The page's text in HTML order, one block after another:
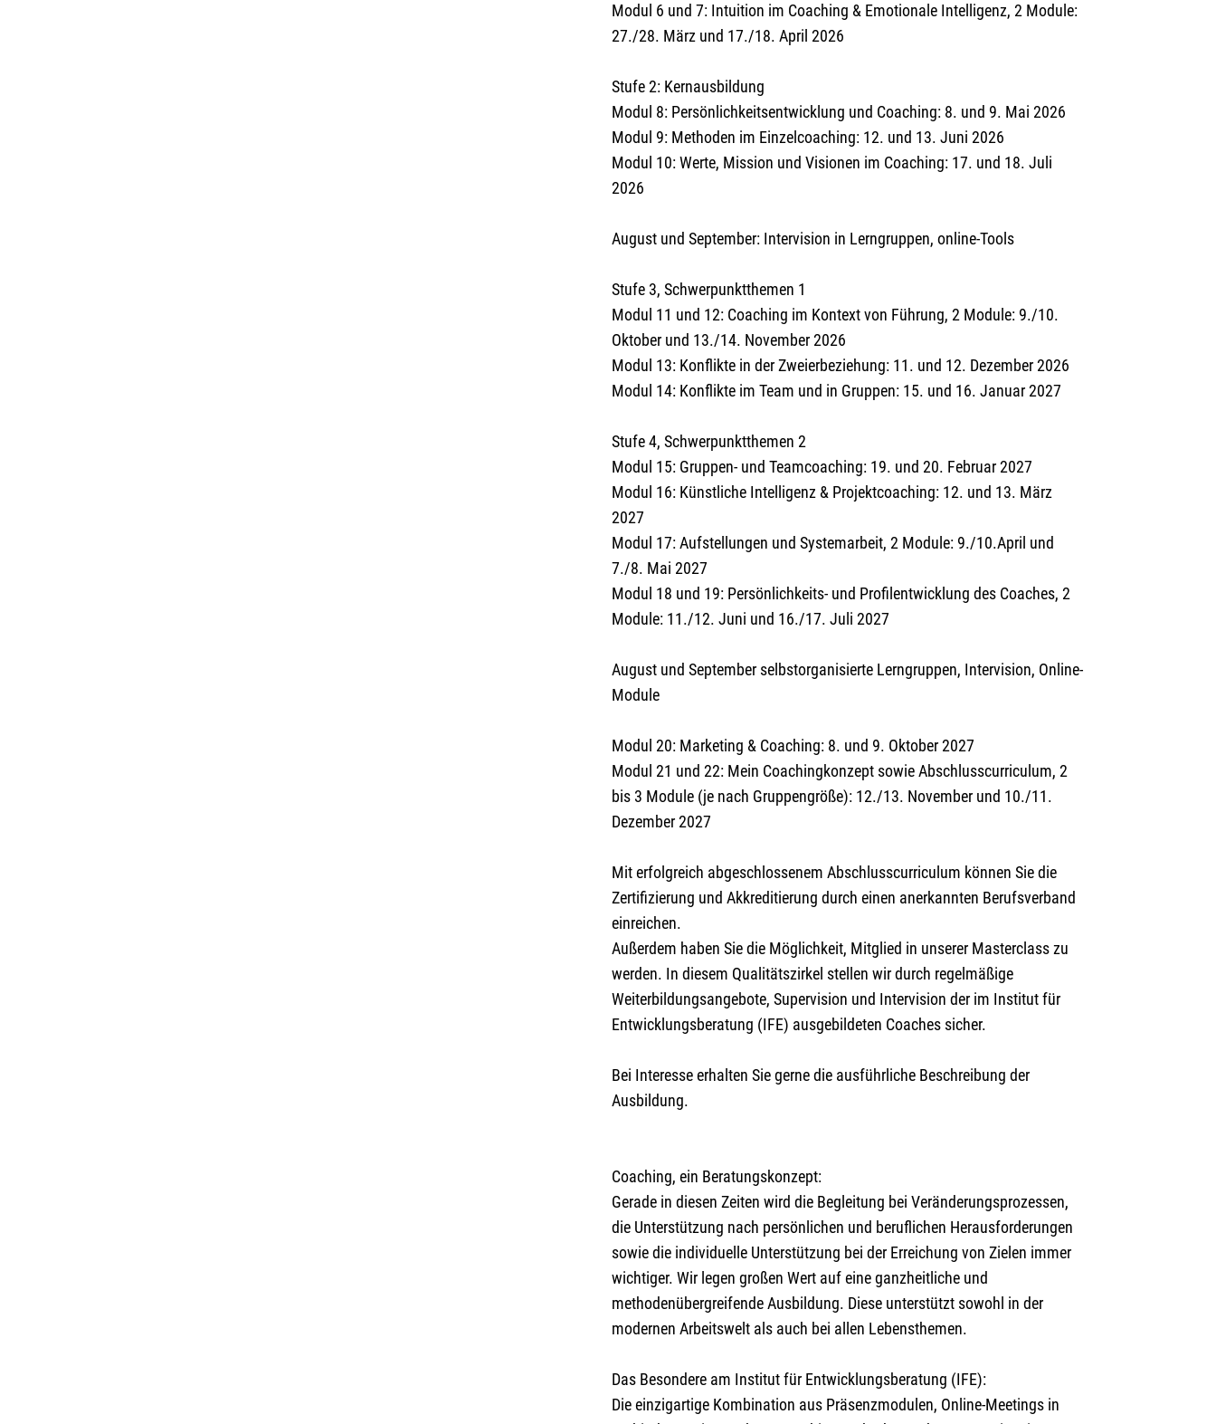
Modul 6 und 7: Intuition im Coaching & Emotionale Intelligenz, 2 Module:
27./28. März und 17./18. April 2026
Stufe 2: Kernausbildung
Modul 8: Persönlichkeitsentwicklung und Coaching: 8. und 9. Mai 2026
Modul 9: Methoden im Einzelcoaching: 12. und 13. Juni 2026
Modul 10: Werte, Mission und Visionen im Coaching: 17. und 18. Juli
2026
August und September: Intervision in Lerngruppen, online-Tools
Stufe 3, Schwerpunktthemen 1
Modul 11 und 12: Coaching im Kontext von Führung, 2 Module: 9./10.
Oktober und 13./14. November 2026
Modul 13: Konflikte in der Zweierbeziehung: 11. und 12. Dezember 2026
Modul 14: Konflikte im Team und in Gruppen: 15. und 16. Januar 2027
Stufe 4, Schwerpunktthemen 2
Modul 15: Gruppen- und Teamcoaching: 19. und 20. Februar 2027
Modul 16: Künstliche Intelligenz & Projektcoaching: 12. und 13. März
2027
Modul 17: Aufstellungen und Systemarbeit, 2 Module: 9./10.April und
7./8. Mai 2027
Modul 18 und 19: Persönlichkeits- und Profilentwicklung des Coaches, 2
Module: 11./12. Juni und 16./17. Juli 2027
August und September selbstorganisierte Lerngruppen, Intervision, Online-
Module
Modul 20: Marketing & Coaching: 8. und 9. Oktober 2027
Modul 21 und 22: Mein Coachingkonzept sowie Abschlusscurriculum, 2
bis 3 Module (je nach Gruppengröße): 12./13. November und 10./11.
Dezember 2027
Mit erfolgreich abgeschlossenem Abschlusscurriculum können Sie die
Zertifizierung und Akkreditierung durch einen anerkannten Berufsverband
einreichen.
Außerdem haben Sie die Möglichkeit, Mitglied in unserer Masterclass zu
werden. In diesem Qualitätszirkel stellen wir durch regelmäßige
Weiterbildungsangebote, Supervision und Intervision der im Institut für
Entwicklungsberatung (IFE) ausgebildeten Coaches sicher.
Bei Interesse erhalten Sie gerne die ausführliche Beschreibung der
Ausbildung.
Coaching, ein Beratungskonzept:
Gerade in diesen Zeiten wird die Begleitung bei Veränderungsprozessen,
die Unterstützung nach persönlichen und beruflichen Herausforderungen
sowie die individuelle Unterstützung bei der Erreichung von Zielen immer
wichtiger. Wir legen großen Wert auf eine ganzheitliche und
methodenübergreifende Ausbildung. Diese unterstützt sowohl in der
modernen Arbeitswelt als auch bei allen Lebensthemen.
Das Besondere am Institut für Entwicklungsberatung (IFE):
Die einzigartige Kombination aus Präsenzmodulen, Online-Meetings in